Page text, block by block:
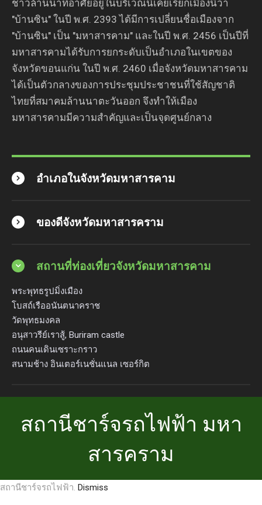
ชาวล้านนาที่อาศัยอยู่ในบริเวณนี้เคยเรียกเมืองนี้ว่า
"บ้านซิน" ในปี พ.ศ. 2393 ได้มีการเปลี่ยนชื่อเมืองจาก
"บ้านซิน" เป็น "มหาสารคาม" และในปี พ.ศ. 2456 เป็นปีที่
มหาสารคามได้รับการยกระดับเป็นอำเภอในเขตของ
จังหวัดขอนแก่น ในปี พ.ศ. 2460 เมื่อจังหวัดมหาสารคาม
ได้เป็นตัวกลางของการประชุมประชาชนที่ใช้สัญชาติ
ไทยที่สมาคมล้านนาตะวันออก จึงทำให้เมือง
มหาสารคามมีความสำคัญและเป็นจุดศูนย์กลาง
อำเภอในจังหวัดมหาสารคาม
ของดีจังหวัดมหาสารคราม
สถานที่ท่องเที่ยวจังหวัดมหาสารคาม
พระพุทธรูปมิ่งเมือง
โบสถ์เรืออนันตนาคราช
วัดพุทธมงคล
อนุสาวรีย์เราสู้, Buriram castle
ถนนคนเดินเซราะกราว
สนามช้าง อินเตอร์เนชั่นแนล เซอร์กิต
สถานีชาร์จรถไฟฟ้า มหา
สารคราม
สถานีชาร์จรถไฟฟ้า. Dismiss